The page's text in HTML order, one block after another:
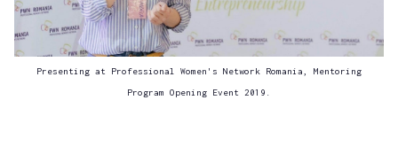
Presenting at Professional Women's Network Romania, Mentoring
Program Opening Event 2019.